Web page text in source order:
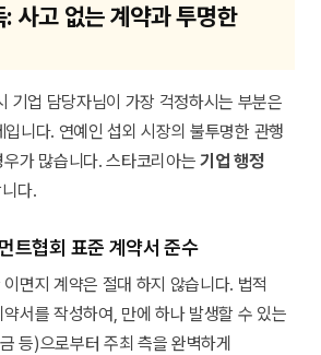
사고 없는 계약과 투명한
기업 담당자님이 가장 걱정하시는 부분은
니다. 연예인 섭외 시장의 불투명한 관행
우가 많습니다. 스타코리아는기업 행정
다.
트협회 표준 계약서 준수
면지 계약은 절대 하지 않습니다. 법적
서를 작성하여, 만에 하나 발생할 수 있는
등)으로부터 주최 측을 완벽하게